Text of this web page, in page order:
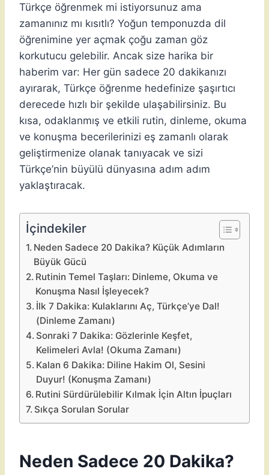
Türkçe öğrenmek mi istiyorsunuz ama
zamanınız mı kısıtlı? Yoğun temponuzda dil
öğrenimine yer açmak çoğu zaman göz
korkutucu gelebilir. Ancak size harika bir
haberim var: Her gün sadece 20 dakikanızı
ayırarak, Türkçe öğrenme hedefinize şaşırtıcı
derecede hızlı bir şekilde ulaşabilirsiniz. Bu
kısa, odaklanmış ve etkili rutin, dinleme, okuma
ve konuşma becerilerinizi eş zamanlı olarak
geliştirmenize olanak tanıyacak ve sizi
Türkçe’nin büyülü dünyasına adım adım
yaklaştıracak.
İçindekiler
Neden Sadece 20 Dakika? Küçük Adımların
Büyük Gücü
Rutinin Temel Taşları: Dinleme, Okuma ve
Konuşma Nasıl İşleyecek?
İlk 7 Dakika: Kulaklarını Aç, Türkçe’ye Dal!
(Dinleme Zamanı)
Sonraki 7 Dakika: Gözlerinle Keşfet,
Kelimeleri Avla! (Okuma Zamanı)
Kalan 6 Dakika: Diline Hakim Ol, Sesini
Duyur! (Konuşma Zamanı)
Rutini Sürdürülebilir Kılmak İçin Altın İpuçları
Sıkça Sorulan Sorular
Neden Sadece 20 Dakika?